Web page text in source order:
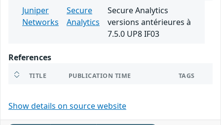
Juniper
Networks
Secure
Analytics
Secure Analytics
versions antérieures à
7.5.0 UP8 IF03
References
TITLE PUBLICATION TIME TAGS
Show details on source website